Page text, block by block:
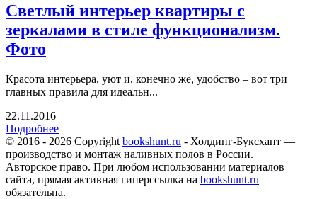
Светлый интерьер квартиры с
зеркалами в стиле функционализм.
Фото
Красота интерьера, уют и, конечно же, удобство – вот три
главных правила для идеальн...
22.11.2016
Подробнее
© 2016 - 2026 Copyright bookshunt.ru - Холдинг-Буксхант —
производство и монтаж наливных полов в России.
Авторское право. При любом использовании материалов
сайта, прямая активная гиперссылка на bookshunt.ru
обязательна.